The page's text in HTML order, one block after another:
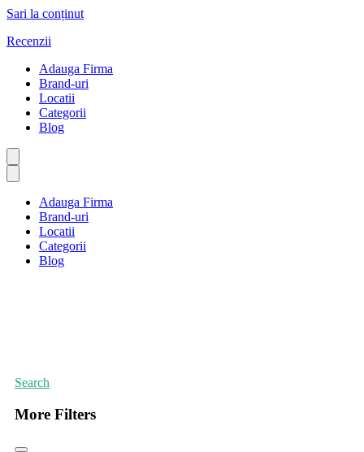
Sari la conținut
Recenzii
Adauga Firma
Brand-uri
Locatii
Categorii
Blog
Adauga Firma
Brand-uri
Locatii
Categorii
Blog
Search
More Filters